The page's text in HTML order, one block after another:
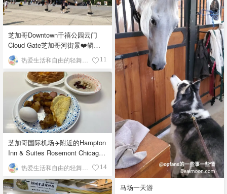
芝加哥Downtown千禧公园云门
Cloud Gate芝加哥河街景❤️鳞次
栉比的高楼
11
马场一天游
芝加哥国际机场✈️附近的Hampton
Inn & Suites Rosemont Chicago
O'Hare自助早餐
14